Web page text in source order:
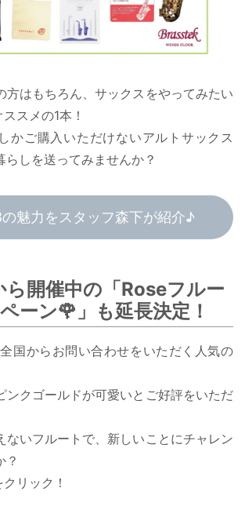
方はもちろん、サックスをやってみたい
スメの1本！
かご購入いただけないアルトサックス
らしを送ってみませんか？
魅力をスタッフ森下が紹介♪
開催中の「Roseフルー
ーン🌹」も延長決定！
国からお問い合わせをいただく人気の
ンクゴールドが可愛いとご好評をいただ
ないフルートで、新しいことにチャレン
？
リック！